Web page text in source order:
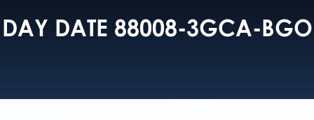
DAY DATE 88008-3GCA-BGO